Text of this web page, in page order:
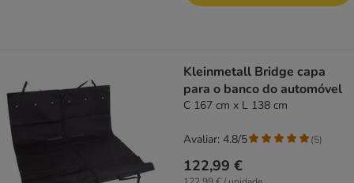
Kleinmetall Bridge capa
para o banco do automóvel
C 167 cm x L 138 cm
122,99 €
Avaliar: 4.8/5 (5)